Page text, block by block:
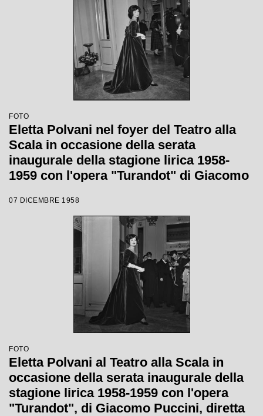
FOTO
Eletta Polvani nel foyer del Teatro alla
Scala in occasione della serata
inaugurale della stagione lirica 1958-
1959 con l'opera "Turandot" di Giacomo
regia di Margherita Walmann
07 DICEMBRE 1958
FOTO
Eletta Polvani al Teatro alla Scala in
occasione della serata inaugurale della
stagione lirica 1958-1959 con l'opera
"Turandot", di Giacomo Puccini, diretta